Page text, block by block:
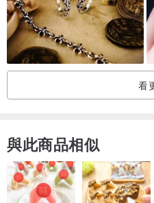
工製作，因此在安置寶石時，有
小傷，有時是肉眼可見，有時是
夠接受這些飾品的「可能的」缺陷
大部分會有天然的晶體結構或裂
Nellie的商品皆由尼泊爾出貨，但
收件地址在亞洲國家，我們會一
工作室，再由台灣的工作同仁將
看
與此商品相似